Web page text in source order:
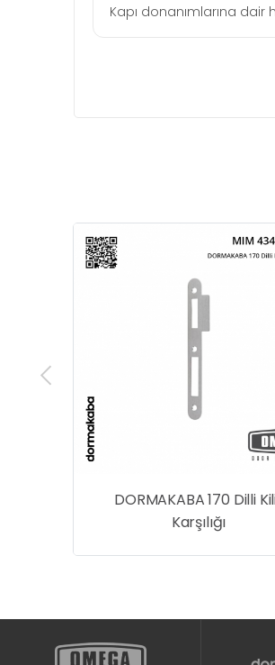
Kapı donanımlarına dair
DORMAKABA 170 Dilli
Karşılığı